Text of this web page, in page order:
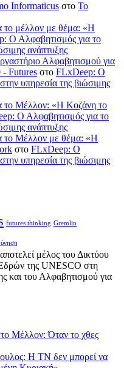
Informaticus στο To
το μέλλον με θέμα: «Η
Ο Αλφαβητισμός για το
ανάπτυξης
Αλφαβητισμού για
Futures στο FLxDeep: Ο
υπηρεσία της βιώσιμης
το Μέλλον: «Η Κοζάνη το
Ο Αλφαβητισμός για το
ανάπτυξης
το Μέλλον με θέμα: «Η
στο FLxDeep: Ο
υπηρεσία της βιώσιμης
futures thinking Gremlin
μέλος του Δικτύου
της UNESCO στη
και του Αλφαβητισμού για
Μέλλον: Όταν το χθες
Η ΤΝ δεν μπορεί να